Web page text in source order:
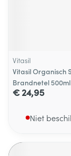
Vitasil
Vitasil Organisch
Brandnetel 500ml
€ 24,95
Niet